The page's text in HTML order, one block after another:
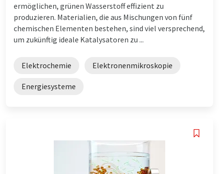
ermöglichen, grünen Wasserstoff effizient zu
produzieren. Materialien, die aus Mischungen von fünf
chemischen Elementen bestehen, sind viel versprechend,
um zukünftig ideale Katalysatoren zu ...
Elektrochemie Elektronenmikroskopie
Energiesysteme